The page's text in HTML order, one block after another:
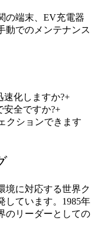
の端末、EV充電器
動でのメンテナンス
速化しますか?+
安全ですか?+
クションできます
境に対応する世界ク
しています。1985年
のリーダーとしての